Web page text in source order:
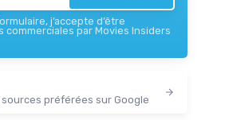
j’accepte d’être
commerciales par Movies Insiders
préférées sur Google